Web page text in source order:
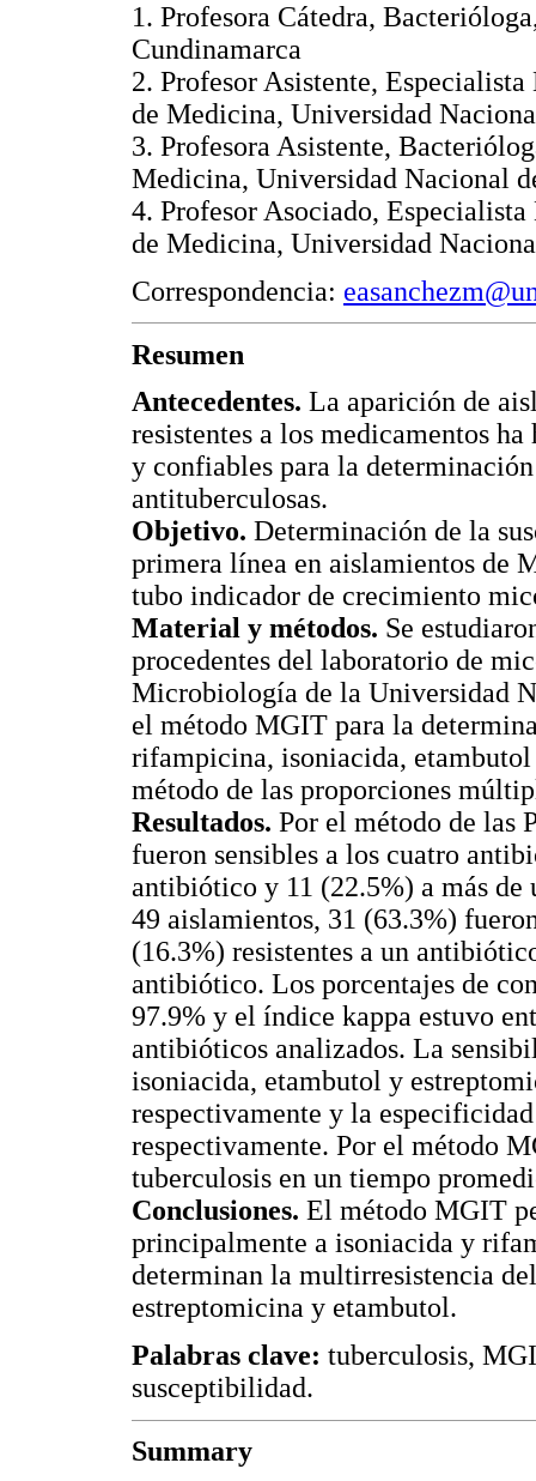
1. Profesora Cátedra,
Cundinamarca
2. Profesor Asistente,
de Medicina, Universidad
3. Profesora Asistente,
Medicina, Universidad Nacional
4. Profesor Asociado,
de Medicina, Universidad
Correspondencia:
Resumen
Antecedentes. La aparición de
resistentes a los medicamentos
y confiables para la
antituberculosas.
Objetivo. Determinación de la
primera línea en aislamientos de
tubo indicador de crecimiento
Material y métodos. Se
procedentes del laboratorio de
Microbiología de la Universidad
el método MGIT para la
rifampicina, isoniacida,
método de las proporciones
Resultados. Por el método de las
fueron sensibles a los cuatro
antibiótico y 11 (22.5%) a más
49 aislamientos, 31 (63.3%)
(16.3%) resistentes a un
antibiótico. Los porcentajes de
97.9% y el índice kappa estuvo
antibióticos analizados. La
isoniacida, etambutol y
respectivamente y la
respectivamente. Por el método
tuberculosis en un tiempo
Conclusiones. El método MGIT
principalmente a isoniacida y
determinan la multirresistencia
estreptomicina y etambutol.
Palabras clave: tuberculosis,
susceptibilidad.
Summary